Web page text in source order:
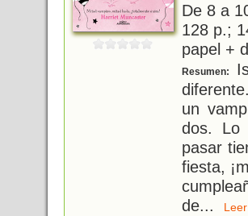
De 8 a
128 p.;
papel +
Resumen:
un
dos. Lo
pasar
fiesta,
de...